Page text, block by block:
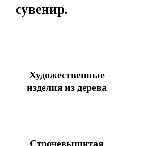
сувениp.
Художественные
изделия из дерева
Строчевышитая